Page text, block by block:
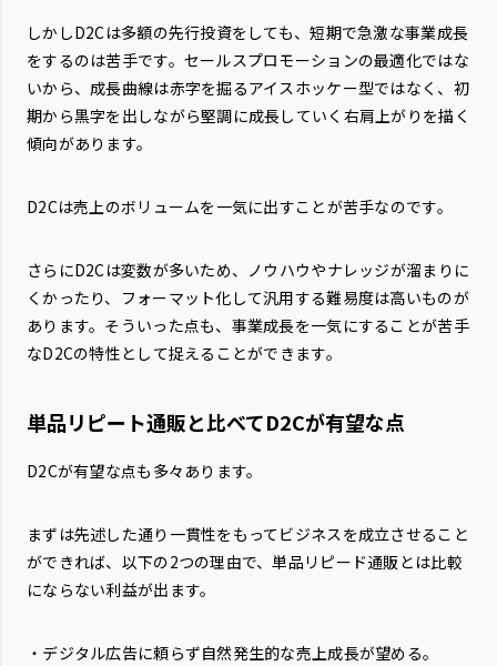
しかしD2Cは多額の先行投資をしても、短期で急激な事業成長
をするのは苦手です。セールスプロモーションの最適化ではな
いから、成長曲線は赤字を掘るアイスホッケー型ではなく、初
期から黒字を出しながら堅調に成長していく右肩上がりを描く
傾向があります。
D2Cは売上のボリュームを一気に出すことが苦手なのです。
さらにD2Cは変数が多いため、ノウハウやナレッジが溜まりに
くかったり、フォーマット化して汎用する難易度は高いものが
あります。そういった点も、事業成長を一気にすることが苦手
なD2Cの特性として捉えることができます。
単品リピート通販と比べてD2Cが有望な点
D2Cが有望な点も多々あります。
まずは先述した通り一貫性をもってビジネスを成立させること
ができれば、以下の2つの理由で、単品リピード通販とは比較
にならない利益が出ます。
・デジタル広告に頼らず自然発生的な売上成長が望める。